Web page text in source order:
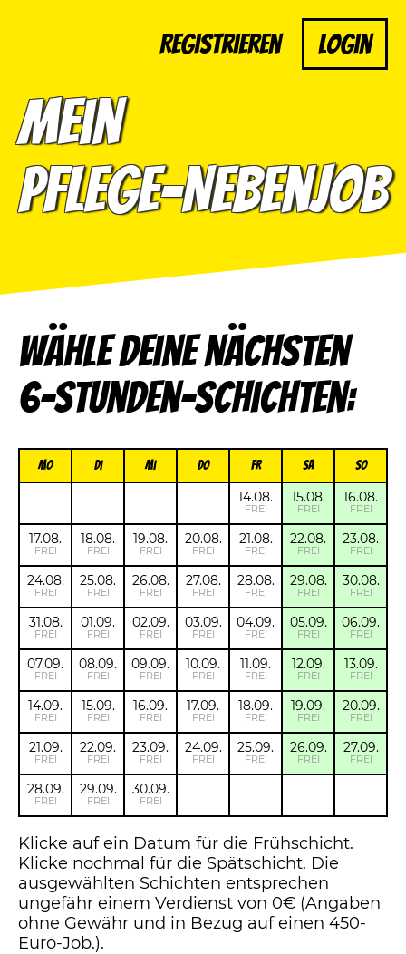
Registrieren Login
Mein
Pflege-Nebenjob
Wähle deine nächsten
6-Stunden-Schichten:
Mo Di Mi Do FR Sa So
14.08.
FREI
15.08.
FREI
16.08.
FREI
17.08.
FREI
18.08.
FREI
19.08.
FREI
20.08.
FREI
21.08.
FREI
22.08.
FREI
23.08.
FREI
24.08.
FREI
25.08.
FREI
26.08.
FREI
27.08.
FREI
28.08.
FREI
29.08.
FREI
30.08.
FREI
31.08.
FREI
01.09.
FREI
02.09.
FREI
03.09.
FREI
04.09.
FREI
05.09.
FREI
06.09.
FREI
07.09.
FREI
08.09.
FREI
09.09.
FREI
10.09.
FREI
11.09.
FREI
12.09.
FREI
13.09.
FREI
14.09.
FREI
15.09.
FREI
16.09.
FREI
17.09.
FREI
18.09.
FREI
19.09.
FREI
20.09.
FREI
21.09.
FREI
22.09.
FREI
23.09.
FREI
24.09.
FREI
25.09.
FREI
26.09.
FREI
27.09.
FREI
28.09.
FREI
29.09.
FREI
30.09.
FREI
Klicke auf ein Datum für die Frühschicht.
Klicke nochmal für die Spätschicht. Die
ausgewählten Schichten entsprechen
ungefähr einem Verdienst von 0€ (Angaben
ohne Gewähr und in Bezug auf einen 450-
Euro-Job.).